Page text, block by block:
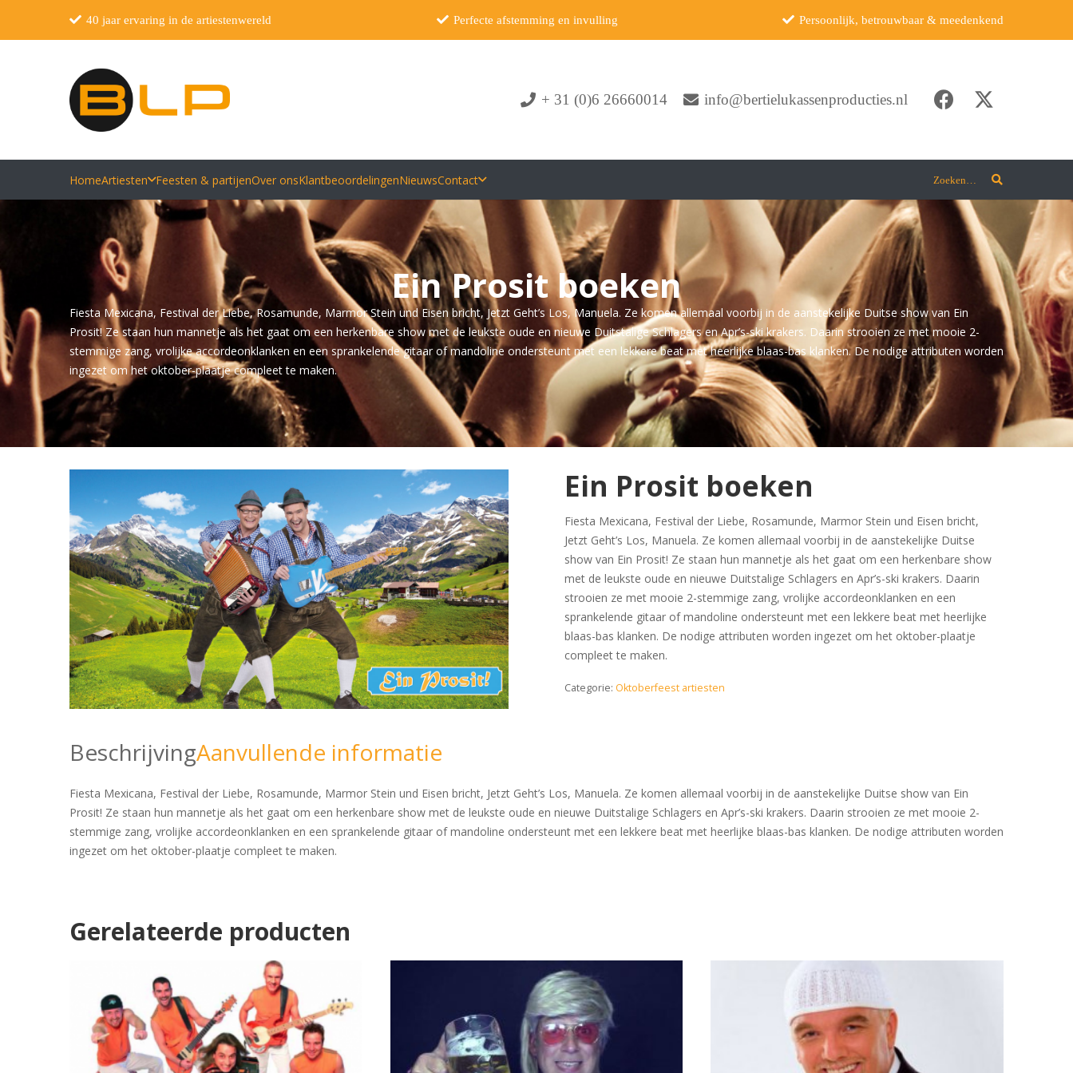
40 jaar ervaring in de artiestenwereld Perfecte afstemming en invulling Persoonlijk, betrouwbaar & meedenkend
+ 31 (0)6 26660014 info@bertielukassenproducties.nl
HomeArtiesten Feesten & partijenOver onsKlantbeoordelingenNieuwsContact Zoeken…
Ein Prosit boeken
Fiesta Mexicana, Festival der Liebe, Rosamunde, Marmor Stein und Eisen bricht, Jetzt Geht’s Los, Manuela. Ze komen allemaal voorbij in de aanstekelijke Duitse show van Ein
Prosit! Ze staan hun mannetje als het gaat om een herkenbare show met de leukste oude en nieuwe Duitstalige Schlagers en Apr’s-ski krakers. Daarin strooien ze met mooie 2-
stemmige zang, vrolijke accordeonklanken en een sprankelende gitaar of mandoline ondersteunt met een lekkere beat met heerlijke blaas-bas klanken. De nodige attributen worden
ingezet om het oktober-plaatje compleet te maken.
Ein Prosit boeken
Fiesta Mexicana, Festival der Liebe, Rosamunde, Marmor Stein und Eisen bricht,
Jetzt Geht’s Los, Manuela. Ze komen allemaal voorbij in de aanstekelijke Duitse
show van Ein Prosit! Ze staan hun mannetje als het gaat om een herkenbare show
met de leukste oude en nieuwe Duitstalige Schlagers en Apr’s-ski krakers. Daarin
strooien ze met mooie 2-stemmige zang, vrolijke accordeonklanken en een
sprankelende gitaar of mandoline ondersteunt met een lekkere beat met heerlijke
blaas-bas klanken. De nodige attributen worden ingezet om het oktober-plaatje
compleet te maken.
Categorie: Oktoberfeest artiesten
BeschrijvingAanvullende informatie
Fiesta Mexicana, Festival der Liebe, Rosamunde, Marmor Stein und Eisen bricht, Jetzt Geht’s Los, Manuela. Ze komen allemaal voorbij in de aanstekelijke Duitse show van Ein
Prosit! Ze staan hun mannetje als het gaat om een herkenbare show met de leukste oude en nieuwe Duitstalige Schlagers en Apr’s-ski krakers. Daarin strooien ze met mooie 2-
stemmige zang, vrolijke accordeonklanken en een sprankelende gitaar of mandoline ondersteunt met een lekkere beat met heerlijke blaas-bas klanken. De nodige attributen worden
ingezet om het oktober-plaatje compleet te maken.
Gerelateerde producten